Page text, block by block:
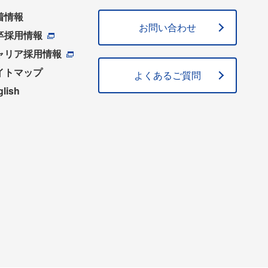
情報
採用情報
リア採用情報
トマップ
お問い合わせ
よくあるご質問